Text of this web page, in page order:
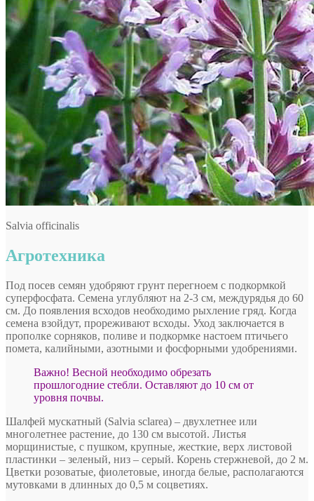
Salvia officinalis
Агротехника
Под посев семян удобряют грунт перегноем с подкормкой
суперфосфата. Семена углубляют на 2-3 см, междурядья до 60
см. До появления всходов необходимо рыхление гряд. Когда
семена взойдут, прореживают всходы. Уход заключается в
прополке сорняков, поливе и подкормке настоем птичьего
помета, калийными, азотными и фосфорными удобрениями.
Важно! Весной необходимо обрезать
прошлогодние стебли. Оставляют до 10 см от
уровня почвы.
Шалфей мускатный (Salvia sclarea) – двухлетнее или
многолетнее растение, до 130 см высотой. Листья
морщинистые, с пушком, крупные, жесткие, верх листовой
пластинки – зеленый, низ – серый. Корень стержневой, до 2 м.
Цветки розоватые, фиолетовые, иногда белые, располагаются
мутовками в длинных до 0,5 м соцветиях.